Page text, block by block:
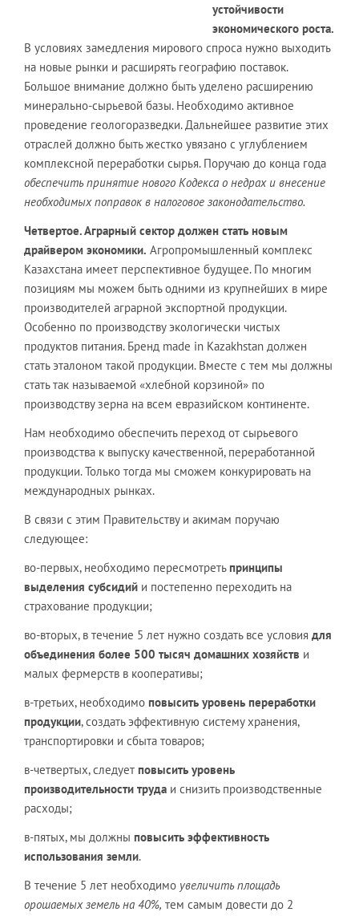
устойчивости
экономического роста.
В условиях замедления мирового спроса нужно выходить
на новые рынки и расширять географию поставок.
Большое внимание должно быть уделено расширению
минерально-сырьевой базы. Необходимо активное
проведение геологоразведки. Дальнейшее развитие этих
отраслей должно быть жестко увязано с углублением
комплексной переработки сырья. Поручаю до конца года
обеспечить принятие нового Кодекса о недрах и внесение
необходимых поправок в налоговое законодательство.
Четвертое. Аграрный сектор должен стать новым
драйвером экономики. Агропромышленный комплекс
Казахстана имеет перспективное будущее. По многим
позициям мы можем быть одними из крупнейших в мире
производителей аграрной экспортной продукции.
Особенно по производству экологически чистых
продуктов питания. Бренд made in Kazakhstan должен
стать эталоном такой продукции. Вместе с тем мы должны
стать так называемой «хлебной корзиной» по
производству зерна на всем евразийском континенте.
Нам необходимо обеспечить переход от сырьевого
производства к выпуску качественной, переработанной
продукции. Только тогда мы сможем конкурировать на
международных рынках.
В связи с этим Правительству и акимам поручаю
следующее:
во-первых, необходимо пересмотретьпринципы
выделения субсидий и постепенно переходить на
страхование продукции;
во-вторых, в течение 5 лет нужно создать все условия для
объединения более 500 тысяч домашних хозяйств и
малых фермерств в кооперативы;
в-третьих, необходимо повысить уровень переработки
продукции, создать эффективную систему хранения,
транспортировки и сбыта товаров;
в-четвертых, следует повысить уровень
производительности труда и снизить производственные
расходы;
в-пятых, мы должны повысить эффективность
использования земли.
В течение 5 лет необходимо увеличить площадь
орошаемых земель на 40%, тем самым довести до 2